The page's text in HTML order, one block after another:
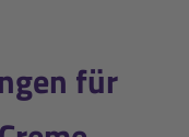
für